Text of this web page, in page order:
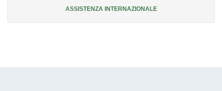
ASSISTENZA INTERNAZIONALE